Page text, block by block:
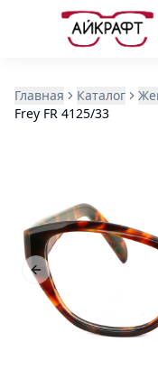
Главная Каталог
Frey FR 4125/33
Previous slide